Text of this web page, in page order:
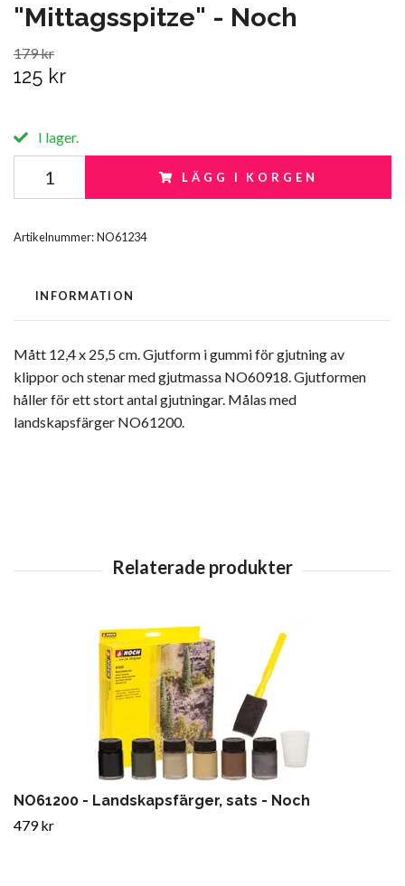
"Mittagsspitze" - Noch
179 kr
125 kr
I lager.
LÄGG I KORGEN
Artikelnummer:NO61234
INFORMATION
Mått 12,4 x 25,5 cm. Gjutform i gummi för gjutning av
klippor och stenar med gjutmassa NO60918. Gjutformen
håller för ett stort antal gjutningar. Målas med
landskapsfärger NO61200.
NO61200 - Landskapsfärger, sats - Noch
479 kr